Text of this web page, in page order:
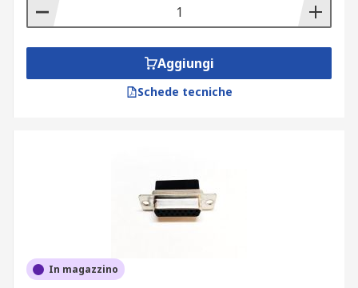
Aggiungi
Schede tecniche
In magazzino